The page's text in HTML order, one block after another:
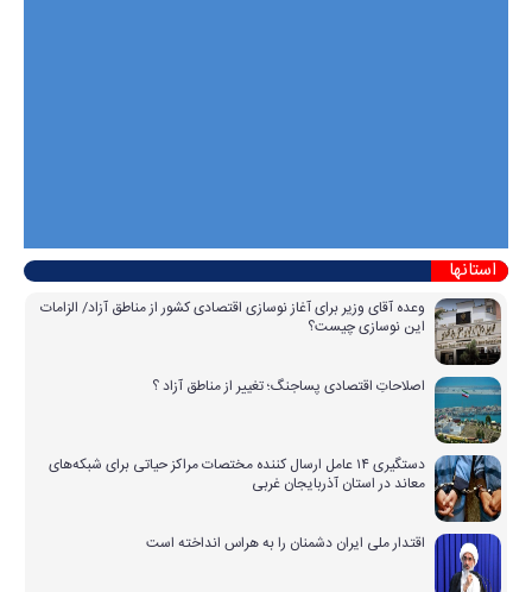
استانها
وعده آقای وزیر برای آغاز نوسازی اقتصادی کشور از مناطق آزاد/ الزامات
این نوسازی چیست؟
اصلاحاتِ اقتصادی پساجنگ؛ تغییر از مناطق آزاد ؟
دستگیری ۱۴ عامل ارسال کننده مختصات مراکز حیاتی برای شبکه‌های
معاند در استان آذربایجان غربی
اقتدار ملی ایران دشمنان را به هراس انداخته است